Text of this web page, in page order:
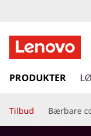
v
a
d
e
p
n
g
PRODUKTER
Tilbud Bærbare